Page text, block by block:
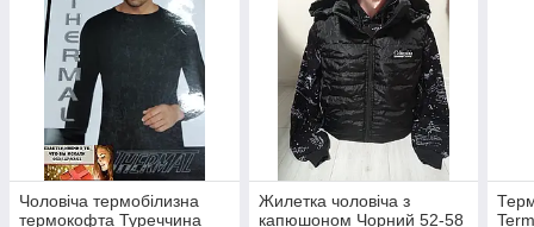
Чоловіча термобілизна
термокофта Туреччина
Жилетка чоловіча з
капюшоном Чорний 52-58